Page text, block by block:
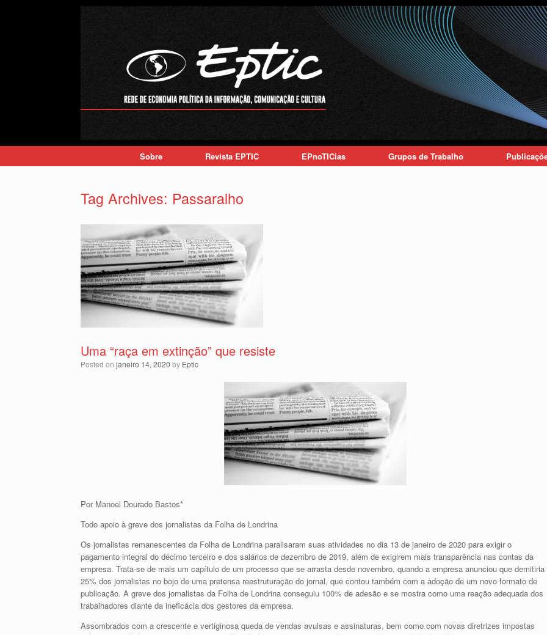
Sobre Revista EPTIC EPnoTICias Grupos de Trabalho
Tag Archives: Passaralho
Uma “raça em extinção” que resiste
Posted on janeiro 14, 2020 by Eptic
Por Manoel Dourado Bastos*
Todo apoio à greve dos jornalistas da Folha de Londrina
Os jornalistas remanescentes da Folha de Londrina paralisaram suas atividades no dia 13 de janeiro de 2020 para exigir o
pagamento integral do décimo terceiro e dos salários de dezembro de 2019, além de exigirem mais transparência nas contas da
empresa. Trata-se de mais um capítulo de um processo que se arrasta desde novembro, quando a empresa anunciou que demitiria
25% dos jornalistas no bojo de uma pretensa reestruturação do jornal, que contou também com a adoção de um novo formato de
publicação. A greve dos jornalistas da Folha de Londrina conseguiu 100% de adesão e se mostra como uma reação adequada dos
trabalhadores diante da ineficácia dos gestores da empresa.
Assombrados com a crescente e vertiginosa queda de vendas avulsas e assinaturas, bem como com novas diretrizes impostas